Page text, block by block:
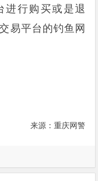
进行购买或是退
易平台的钓鱼网
来源：重庆网警